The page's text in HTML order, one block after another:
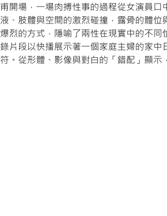
甫開場，一場肉搏性事的過程從女演員
液、肢體與空間的激烈碰撞，露骨的體
爆烈的方式，隱喻了兩性在現實中的不
錄片段以快播展示著一個家庭主婦的家
符。從形體、影像與對白的「錯配」顯